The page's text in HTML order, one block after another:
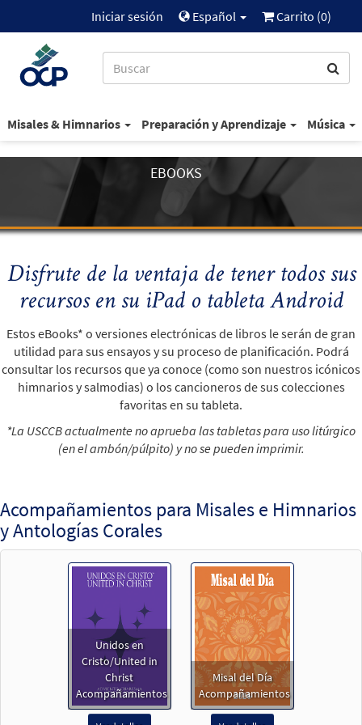
Iniciar sesión Español Carrito (0)
Misales & Himnarios Preparación y Aprendizaje Música
EBOOKS
Disfrute de la ventaja de tener todos sus
recursos en su iPad o tableta Android
Estos eBooks* o versiones electrónicas de libros le serán de gran
utilidad para sus ensayos y su proceso de planificación. Podrá
consultar los recursos que ya conoce (como son nuestros icónicos
himnarios y salmodias) o los cancioneros de sus colecciones
favoritas en su tableta.
*La USCCB actualmente no aprueba las tabletas para uso litúrgico
(en el ambón/púlpito) y no se pueden imprimir.
Acompañamientos para Misales e Himnarios
y Antologías Corales
Unidos en
Cristo/United in
Christ
Acompañamientos
Misal del Día
Acompañamientos